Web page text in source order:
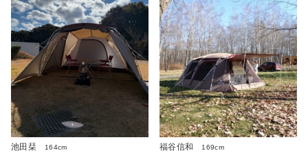
池田栞
164cm
福谷信和
169cm